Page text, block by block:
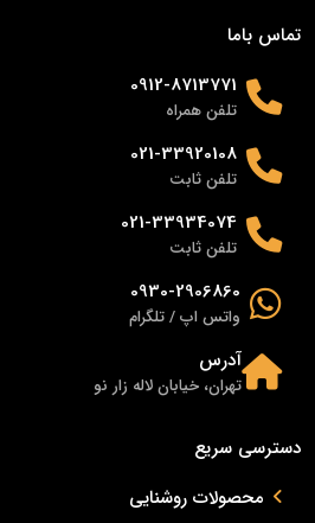
تماس باما
0912-8713771
تلفن همراه
021-33920108
تلفن ثابت
021-33934074
تلفن ثابت
0930-2906860
واتس اپ / تلگرام
آدرس
تهران، خیابان لاله زار نو
دسترسی سریع
محصولات روشنایی